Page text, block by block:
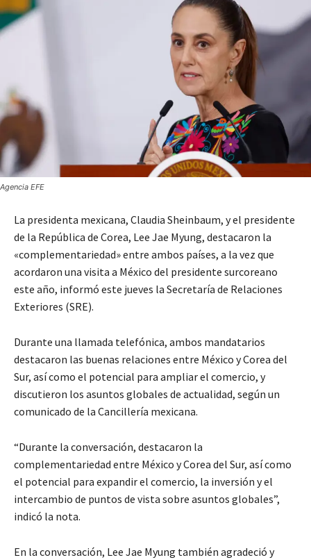
Agencia EFE
La presidenta mexicana, Claudia Sheinbaum, y el presidente
de la República de Corea, Lee Jae Myung, destacaron la
«complementariedad» entre ambos países, a la vez que
acordaron una visita a México del presidente surcoreano
este año, informó este jueves la Secretaría de Relaciones
Exteriores (SRE).
Durante una llamada telefónica, ambos mandatarios
destacaron las buenas relaciones entre México y Corea del
Sur, así como el potencial para ampliar el comercio, y
discutieron los asuntos globales de actualidad, según un
comunicado de la Cancillería mexicana.
“Durante la conversación, destacaron la
complementariedad entre México y Corea del Sur, así como
el potencial para expandir el comercio, la inversión y el
intercambio de puntos de vista sobre asuntos globales”,
indicó la nota.
En la conversación, Lee Jae Myung también agradeció y